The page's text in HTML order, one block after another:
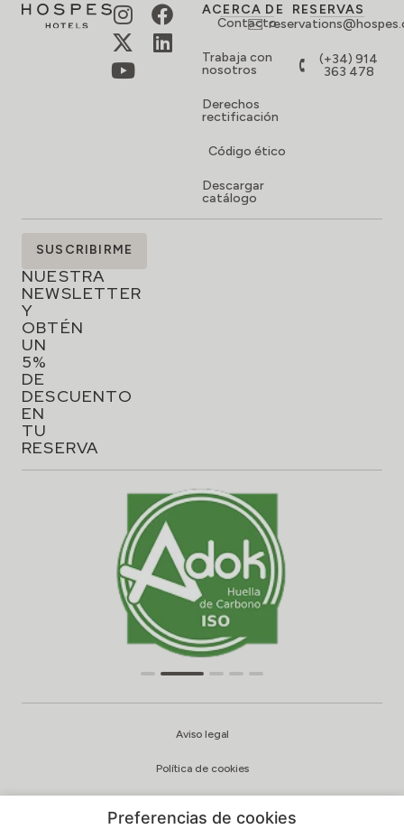
ACERCA DE
Contacto
Trabaja con
nosotros
Derechos
rectificación
Código ético
Descargar
catálogo
RESERVAS
(+34) 914
363 478
SUSCRÍBETE
NUESTRA
NEWSLETTER
Y
OBTÉN
UN
5%
DE
DESCUENTO
EN
TU
RESERVA
SUSCRIBIRME
Aviso legal
Política de cookies
Preferencias de cookies